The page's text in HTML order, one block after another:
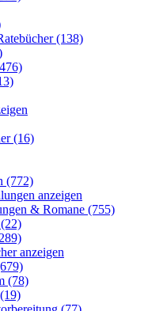
(138)
(16)
(772)
anzeigen
& Romane (755)
anzeigen
(78)